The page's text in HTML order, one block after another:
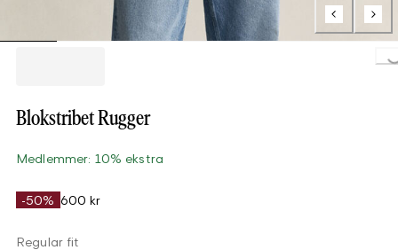
Blokstribet Rugger
Medlemmer: 10% ekstra
-50% 600 kr
Regular fit